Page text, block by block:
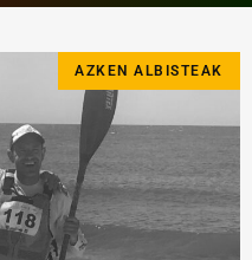
AZKEN ALBISTEAK